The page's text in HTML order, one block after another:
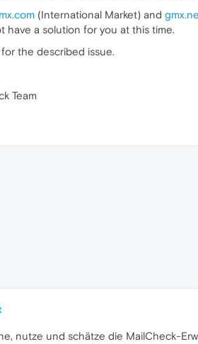
(International Market) and
have a solution for you at this time.
for the described issue.
Team
nutze und schätze die MailCheck-